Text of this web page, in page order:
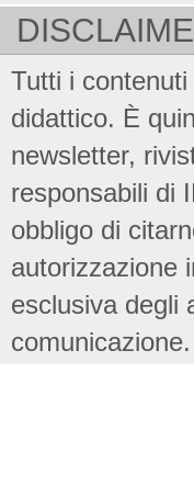
Tutti i
didattico. È
newsletter,
responsabili di
obbligo di
autorizzazione
esclusiva degli